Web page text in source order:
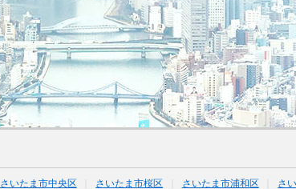
さいたま市中央区 さいたま市桜区 さいたま市浦和区 さ